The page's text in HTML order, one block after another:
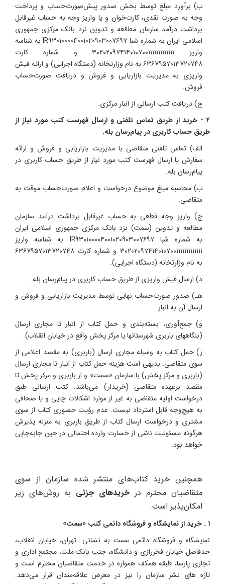
ب) برآورد مبلغ توسط بخش صدور پیش‌صورت‌حساب و پرداخت
وجه به صورت نقدی، کارت‌خوان و یا واریز وجه به حساب غیرقابل
برداشت درآمد سازمان مطالعه و تدوین نزد بانک مرکزی جمهوری
اسلامی ایران به شماره شبا IR۹۳۰۱۰۰۰۰۴۰۰۱۰۲۰۹۰۳۰۰۷۶۹۷ به شناسه
واریز ۳۰۲۰۲۰۹۷۴۱۴۰۱۰۷۰۰۱۱۱۱۱۱۱۱۱۱۱۱۱ و شماره کارت
۶۳۶۷۹۵۷۰۱۳۷۲۰۷۴۸ به نام وزارتخانه (دستگاه اجرایی) و ارائه فیش
واریزی به مدیریت بازاریابی و فروش و دریافت صورت‌حساب
فروش.
ج) دریافت کتب ارسالی از انبار مرکزی.
۲ - خرید از طریق تماس تلفنی و ارسال فهرست کتب مورد نیاز از
طریق حساب کاربری در پیام‌رسان بله.
الف) تماس تلفنی متقاضی با مدیریت بازاریابی و فروش و ارائه
سفارش یا ارسال فهرست کتب مورد نیاز از طریق حساب کاربری در
پیام‌رسان بله.
ب) محاسبه مبلغ موضوع درخواست و اعلام صورت‌حساب موقت به
متقاضی.
ج) واریز وجه قطعی به حساب غیر‌قابل برداشت درآمد سازمان
مطالعه و تدوین (سمت) نزد بانک مرکزی جمهوری اسلامی ایران
به شماره شبا IR۹۳۰۱۰۰۰۰۴۰۰۱۰۲۰۹۰۳۰۰۷۶۹۷ به شناسه واریز
۳۰۲۰۲۰۹۷۴۱۴۰۱۰۷۰۰۱۱۱۱۱۱۱۱۱۱۱۱۱ و شماره کارت ۶۳۶۷۹۵۷۰۱۳۷۲۰۷۴۸
به نام وزارتخانه (دستگاه اجرایی).
د) ارسال فیش واریزی از طریق حساب کاربری در پیام‌رسان بله.
هـ) صدور صورت‌حساب نهایی توسط مدیریت بازاریابی و فروش و
ارسال آن به انبار.
و) جمع‌آوری، بسته‌بندی و حمل کتاب از انبار تا مجاری ارسال
(بنگاههای باربری شهرستانها یا مرکز پخش واقع در خیابان انقلاب).
ز) حمل کتاب به وسیله مجاری ارسال (باربری) به مقصد اعلامی از
سوی متقاضی. بدیهی است هزینه حمل کتاب از انبار تا مجاری ارسال
(باربری و مرکز پخش) با سازمان «سمت» و از باربری و مرکز پخش تا
مقصد برعهده متقاضی (خریدار)‌ می‌باشد. کتب ارسالی طبق
درخواست اولیه متقاضی به غیر از موارد اشکالات چاپی و یا صحافی
به هیچ‌وجه قابل استرداد نیست. عدم رؤیت حضوری کتاب از سوی
مشتری و درخواست ارسال کتاب از طریق باربری به منزله پذیرش
هرگونه مسئولیت ناشی از خسارت وارده احتمالی در حین جابه‌جایی
خواهد بود.
همچنین خرید کتاب‌های منتشر شده سازمان از سوی
متقاضیان محترم در خریدهای جزئی به روش‌های زیر
امکان‌پذیر است:
۱ . خرید از نمایشگاه و فروشگاه دائمی کتب «سمت»
نمایشگاه و فروشگاه دائمی سمت به نشانی: تهران، خیابان انقلاب،
حدفاصل خیابان فخررازی و دانشگاه، جنب بانک ملت، مجتمع اداری و
تجاری پارسا، طبقه همکف همواره در خدمت متقاضیان محترم است و
تازه های نشر سازمان را نیز در معرض علاقه‌مندان قرار می‌دهد.